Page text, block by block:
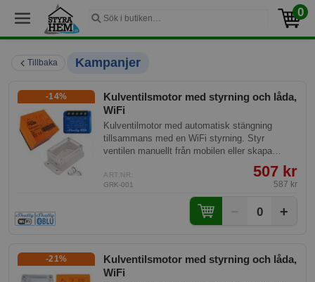
0
Tillbaka Kampanjer
Kulventilsmotor med styrning och låda,
WiFi
-14%
Kulventilmotor med automatisk stängning
tillsammans med en WiFi styrning. Styr
ventilen manuellt från mobilen eller skapa
ART.NR:
GRK-001
507 kr
587 kr
0 +
Kulventilsmotor med styrning och låda,
WiFi
-21%